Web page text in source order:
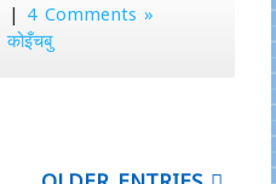
| 4 Comments »
कोइँचबु